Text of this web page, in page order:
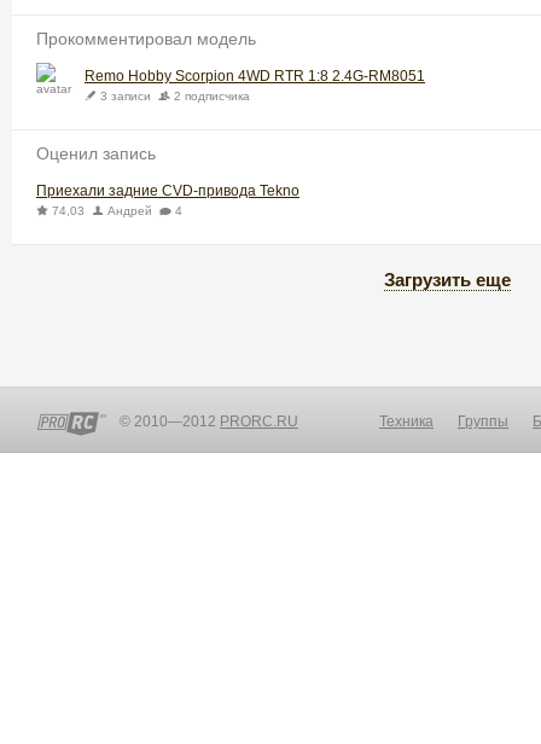
Прокомментировал модель
Remo Hobby Scorpion 4WD RTR 1:8 2.4G-RM8051
3 записи 2 подписчика
Оценил запись
Приехали задние CVD-привода Tekno
74,03 Андрей 4
Загрузить еще
© 2010—2012 PRORC.RU Техника Группы